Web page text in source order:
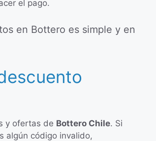
el pago.
en Bottero es simple y en
y ofertas de Bottero Chile. Si
algún código invalido,